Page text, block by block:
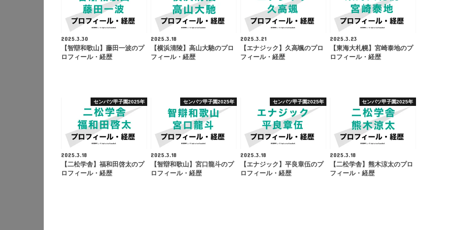
2025.3.30
【智辯和歌山】藤田一波のプ
ロフィール・経歴
2025.3.18
【横浜清陵】高山大馳のプロ
フィール・経歴
2025.3.21
【エナジック】久高颯のプロ
フィール・経歴
2025.3.23
【東海大札幌】宮崎泰地のプ
ロフィール・経歴
センバツ甲子園2025年
2025.3.18
【二松学舎】福和田啓太のプ
ロフィール・経歴
センバツ甲子園2025年
2025.3.18
【智辯和歌山】宮口龍斗のプ
ロフィール・経歴
センバツ甲子園2025年
2025.3.18
【エナジック】平良章伍のプ
ロフィール・経歴
センバツ甲子園2025年
2025.3.18
【二松学舎】熊木涼太のプロ
フィール・経歴